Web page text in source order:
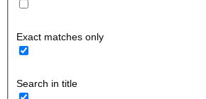
Exact matches only
Search in title